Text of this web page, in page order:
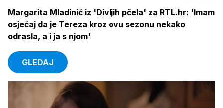
Margarita Mladinić iz 'Divljih pčela' za RTL.hr: 'Imam
osjećaj da je Tereza kroz ovu sezonu nekako
odrasla, a i ja s njom'
GLEDAJ